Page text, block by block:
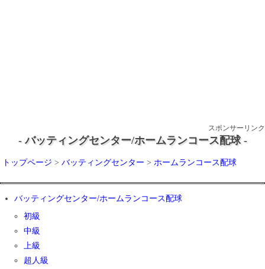
スポンサーリンク
- バッティングセンター/ホームランコース配球 -
トップページ > バッティングセンター > ホームランコース配球
バッティングセンター/ホームランコース配球
初級
中級
上級
超人級